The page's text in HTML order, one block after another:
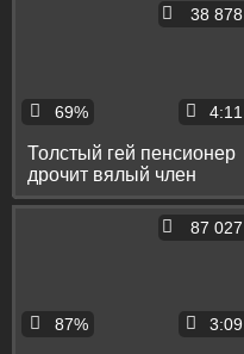
69%
38 878
4:11
Толстый гей пенсионер
дрочит вялый член
искусственной жопкой и
87%
87 027
3:09